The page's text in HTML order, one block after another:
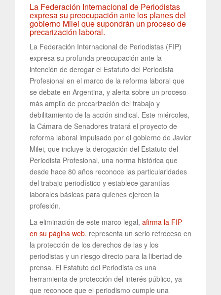
La Federación Internacional de Periodistas
expresa su preocupación ante los planes del
gobierno Milei que supondrán un proceso de
precarización laboral.
La Federación Internacional de Periodistas (FIP)
expresa su profunda preocupación ante la
intención de derogar el Estatuto del Periodista
Profesional en el marco de la reforma laboral que
se debate en Argentina, y alerta sobre un proceso
más amplio de precarización del trabajo y
debilitamiento de la acción sindical. Este miércoles,
la Cámara de Senadores tratará el proyecto de
reforma laboral impulsado por el gobierno de Javier
Milei, que incluye la derogación del Estatuto del
Periodista Profesional, una norma histórica que
desde hace 80 años reconoce las particularidades
del trabajo periodístico y establece garantías
laborales básicas para quienes ejercen la
profesión.
La eliminación de este marco legal, afirma la FIP
en su página web, representa un serio retroceso en
la protección de los derechos de las y los
periodistas y un riesgo directo para la libertad de
prensa. El Estatuto del Periodista es una
herramienta de protección del interés público, ya
que reconoce que el periodismo cumple una